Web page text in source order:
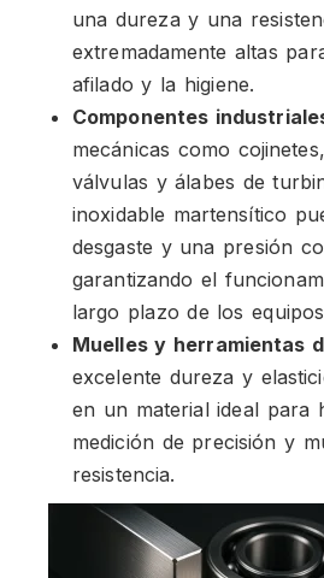
una dureza y una
extremadamente altas
afilado y la higiene.
Componentes
mecánicas como
válvulas y álabes de
inoxidable martensítico
desgaste y una presión
garantizando el
largo plazo de los
Muelles y herramientas
excelente dureza y
en un material ideal para
medición de precisión y
resistencia.